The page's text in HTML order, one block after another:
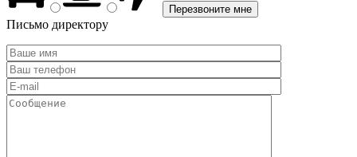
Письмо директору